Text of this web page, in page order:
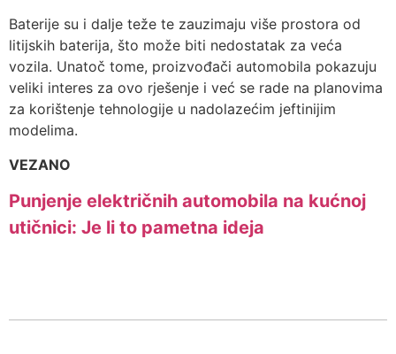
Baterije su i dalje teže te zauzimaju više prostora od
litijskih baterija, što može biti nedostatak za veća
vozila. Unatoč tome, proizvođači automobila pokazuju
veliki interes za ovo rješenje i već se rade na planovima
za korištenje tehnologije u nadolazećim jeftinijim
modelima.
VEZANO
Punjenje električnih automobila na kućnoj
utičnici: Je li to pametna ideja